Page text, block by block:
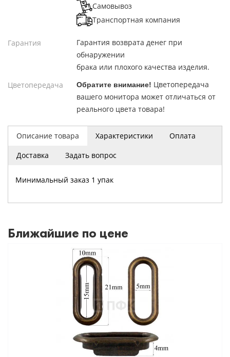
Описание товара Характеристики
Оплата
Доставка
Задать вопрос
Минимальный заказ 1 упак
Самовывоз
Транспортная компания
Гарантия
Гарантия возврата денег при
обнаружении
брака или плохого качества изделия.
Цветопередача
Обратите внимание! Цветопередача
вашего монитора может отличаться от
реального цвета товара!
Ближайшие по цене